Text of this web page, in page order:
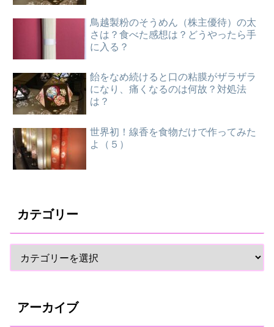
鳥越製粉のそうめん（株主優待）の太
さは？食べた感想は？どうやったら手
に入る？
飴をなめ続けると口の粘膜がザラザラ
になり、痛くなるのは何故？対処法
は？
世界初！線香を食物だけで作ってみた
よ（５）
カテゴリー
アーカイブ